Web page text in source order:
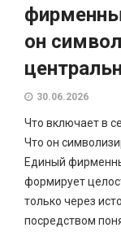
он
30.06.2026
Что включает в
Что он
Единый
формирует
только через
посредством